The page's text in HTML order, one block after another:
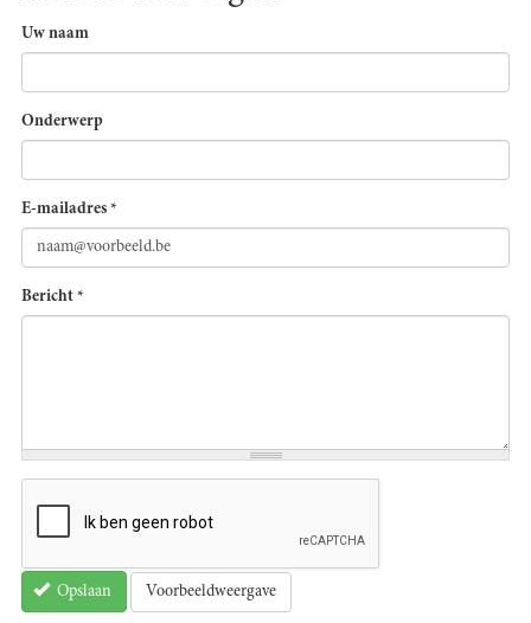
Uw naam
Onderwerp
E-mailadres *
Bericht *
Opslaan Voorbeeldweergave